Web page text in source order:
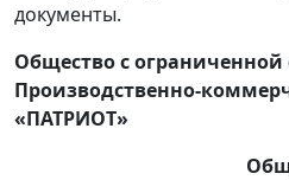
документы.
Общество с ограниченной
Производственно-
«ПАТРИОТ»